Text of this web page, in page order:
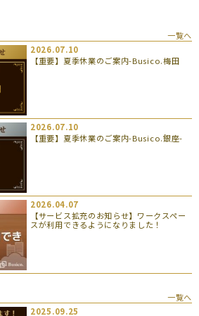
一覧へ
2026.07.10
【重要】夏季休業のご案内-Busico.梅田
2026.07.10
【重要】夏季休業のご案内-Busico.銀座-
2026.04.07
【サービス拡充のお知らせ】ワークスペー
スが利用できるようになりました！
一覧へ
2025.09.25